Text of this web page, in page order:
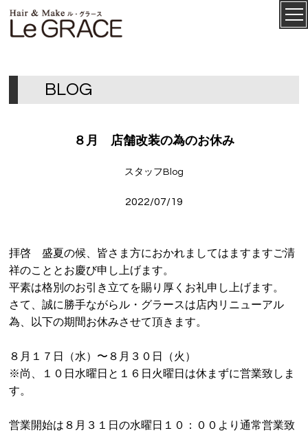
ル・グ
ラース
CONCEPT
MENU
STAFF
VOICE
PRODUCT
VOICE
BLOG
BLOG
８月 店舗改装の為のお休み
スタッフBlog
2022/07/19
拝啓 盛夏の候、皆さま方におかれましてはますますご清
祥のこととお慶び申し上げます。
平素は格別のお引き立てを賜り厚くお礼申し上げます。
さて、誠に勝手ながらル・グラースは店内リニューアル
為、以下の期間お休みさせて頂きます。
８月１７日（水）〜８月３０日（火）
※尚、１０日水曜日と１６日火曜日は休まずに営業致しま
す。
営業開始は８月３１日の水曜日１０：００より通常営業致